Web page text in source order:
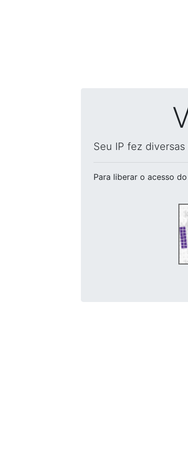
Seu IP fez
Para liberar o acesso